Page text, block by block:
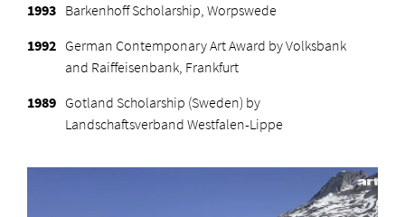
1993 Barkenhoff Scholarship, Worpswede
1992 German Contemponary Art Award by Volksbank
and Raiffeisenbank, Frankfurt
1989 Gotland Scholarship (Sweden) by
Landschaftsverband Westfalen-Lippe